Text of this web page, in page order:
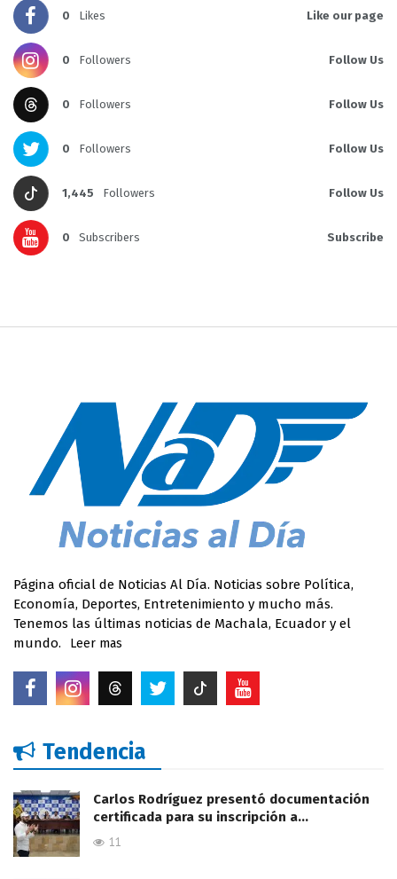
0 Likes Like our page
0 Followers Follow Us
0 Followers Follow Us
0 Followers Follow Us
1,445 Followers Follow Us
0 Subscribers Subscribe
Página oficial de Noticias Al Día. Noticias sobre Política,
Economía, Deportes, Entretenimiento y mucho más.
Tenemos las últimas noticias de Machala, Ecuador y el
mundo.
Leer mas
Tendencia
Carlos Rodríguez presentó documentación
certificada para su inscripción a…
11